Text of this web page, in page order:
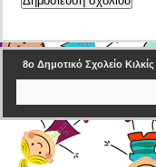
8o Δημοτικό Σχολείο Κιλκίς